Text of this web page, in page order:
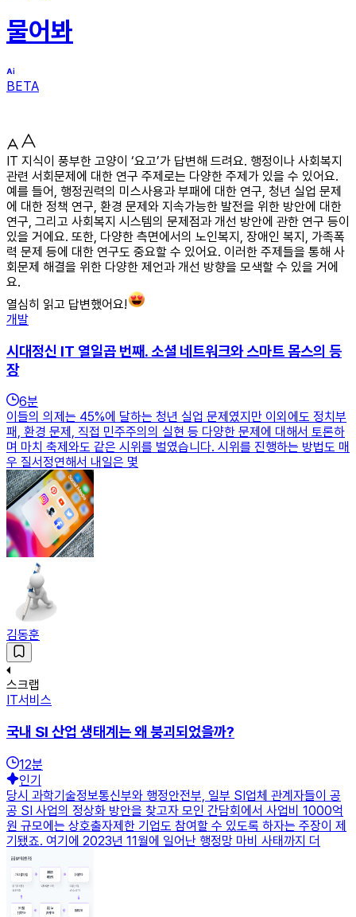
물어봐
BETA
IT 지식이 풍부한 고양이 ‘요고’가 답변해 드려요. 행정이나 사회복지
관련 서회문제에 대한 연구 주제로는 다양한 주제가 있을 수 있어요.
예를 들어, 행정권력의 미스사용과 부패에 대한 연구, 청년 실업 문제
에 대한 정책 연구, 환경 문제와 지속가능한 발전을 위한 방안에 대한
연구, 그리고 사회복지 시스템의 문제점과 개선 방안에 관한 연구 등이
있을 거에요. 또한, 다양한 측면에서의 노인복지, 장애인 복지, 가족폭
력 문제 등에 대한 연구도 중요할 수 있어요. 이러한 주제들을 통해 사
회문제 해결을 위한 다양한 제언과 개선 방향을 모색할 수 있을 거에
요.
열심히 읽고 답변했어요!
개발
시대정신 IT 열일곱 번째. 소셜 네트워크와 스마트 몹스의 등
장
6분
이들의 의제는 45%에 달하는 청년 실업 문제였지만 이외에도 정치부
패, 환경 문제, 직접 민주주의의 실현 등 다양한 문제에 대해서 토론하
며 마치 축제와도 같은 시위를 벌였습니다. 시위를 진행하는 방법도 매
우 질서정연해서 내일은 몇
김동훈
스크랩
IT서비스
국내 SI 산업 생태계는 왜 붕괴되었을까?
12분
인기
당시 과학기술정보통신부와 행정안전부, 일부 SI업체 관계자들이 공
공 SI 사업의 정상화 방안을 찾고자 모인 간담회에서 사업비 1000억
원 규모에는 상호출자제한 기업도 참여할 수 있도록 하자는 주장이 제
기됐죠. 여기에 2023년 11월에 일어난 행정망 마비 사태까지 더